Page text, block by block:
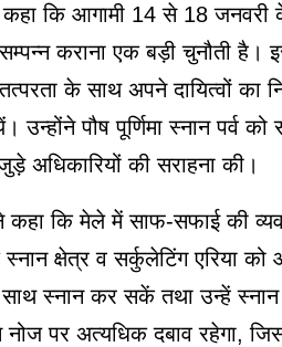
कि आगामी 14 से 18 जनवरी
कराना एक बड़ी चुनौती है।
तत्परता के साथ अपने दायित्वों का
उन्होंने पौष पूर्णिमा स्नान
अधिकारियों की सराहना की।
कहा कि मेले में साफ-सफाई की
क्षेत्र व सर्कुलेटिंग एरिया को
स्नान कर सकें तथा उन्हें
नोज पर अत्यधिक दबाव रहेगा,